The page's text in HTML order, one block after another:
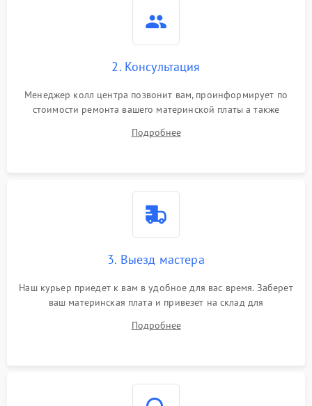
2. Консультация
Менеджер колл центра позвонит вам, проинформирует по
стоимости ремонта вашего материнской платы а также
Подробнее
3. Выезд мастера
Наш курьер приедет к вам в удобное для вас время. Заберет
ваш материнская плата и привезет на склад для
Подробнее